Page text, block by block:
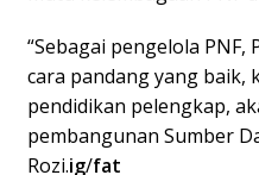
“Sebagai pengelola
cara pandang yang baik,
pendidikan pelengkap,
pembangunan Sumber
Rozi.ig/fat